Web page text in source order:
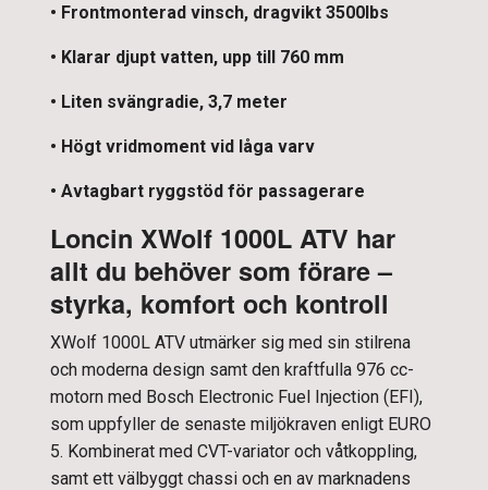
• Frontmonterad vinsch, dragvikt 3500lbs
• Klarar djupt vatten, upp till 760 mm
• Liten svängradie, 3,7 meter
• Högt vridmoment vid låga varv
• Avtagbart ryggstöd för passagerare
Loncin XWolf 1000L ATV har
allt du behöver som förare –
styrka, komfort och kontroll
XWolf 1000L ATV utmärker sig med sin stilrena
och moderna design samt den kraftfulla 976 cc-
motorn med Bosch Electronic Fuel Injection (EFI),
som uppfyller de senaste miljökraven enligt EURO
5. Kombinerat med CVT-variator och våtkoppling,
samt ett välbyggt chassi och en av marknadens